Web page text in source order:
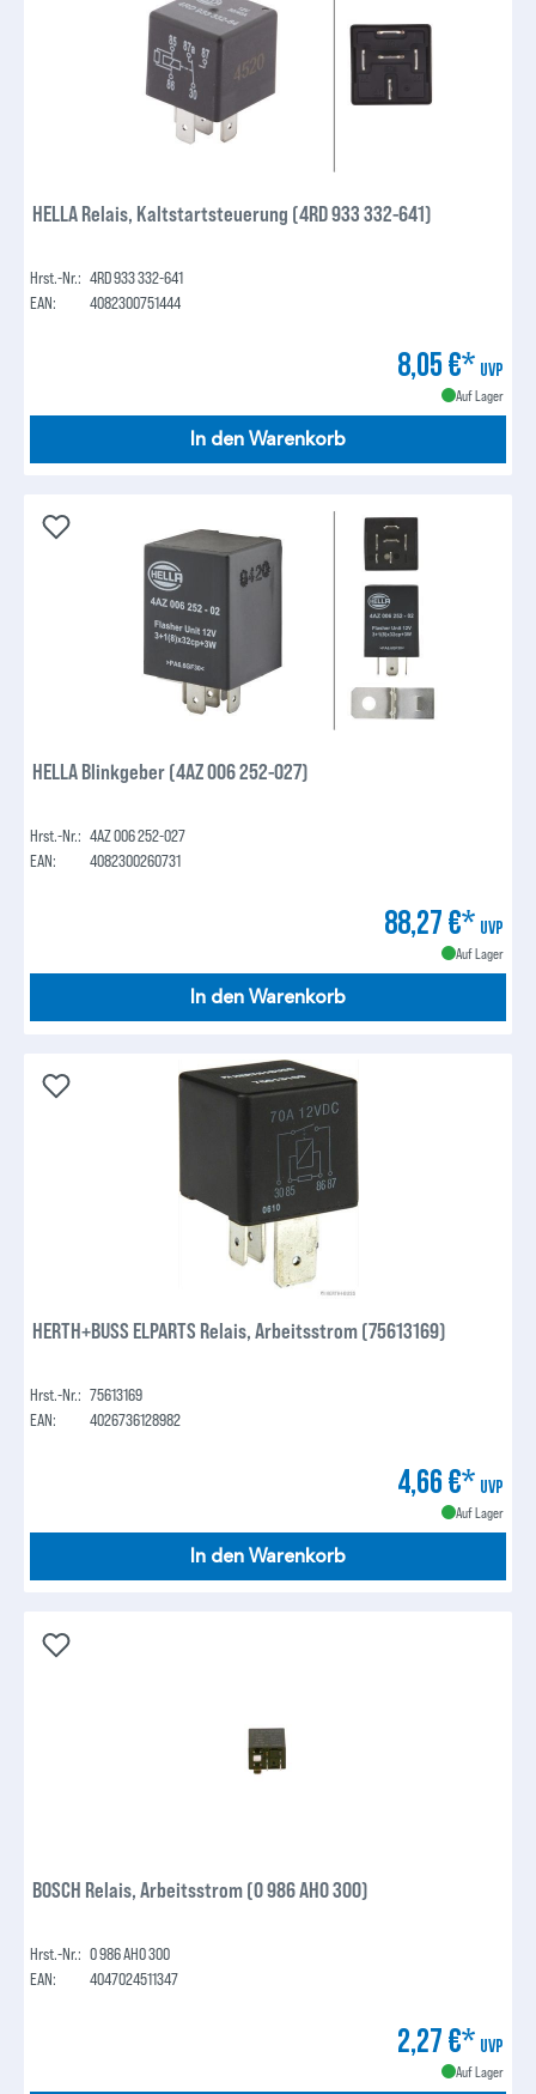
HELLA Relais, Kaltstartsteuerung (4RD 933 332-641)
Hrst.-Nr.: 4RD 933 332-641
EAN:
4082300751444
8,05 €* UVP
Auf Lager
In den Warenkorb
HELLA Blinkgeber (4AZ 006 252-027)
Hrst.-Nr.: 4AZ 006 252-027
EAN:
4082300260731
88,27 €* UVP
Auf Lager
In den Warenkorb
HERTH+BUSS ELPARTS Relais, Arbeitsstrom (75613169)
Hrst.-Nr.: 75613169
EAN:
4026736128982
4,66 €* UVP
Auf Lager
In den Warenkorb
BOSCH Relais, Arbeitsstrom (0 986 AH0 300)
Hrst.-Nr.: 0 986 AH0 300
EAN:
4047024511347
2,27 €* UVP
Auf Lager